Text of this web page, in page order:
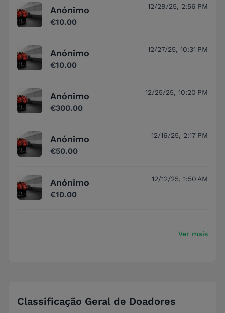
Anónimo
€10.00
12/29/25, 2:56 PM
Anónimo
€10.00
12/27/25, 10:31 PM
Anónimo
€300.00
12/25/25, 10:20 PM
Anónimo
€50.00
12/16/25, 2:17 PM
Anónimo
€10.00
12/12/25, 1:50 AM
Ver mais
Classificação Geral de Doadores